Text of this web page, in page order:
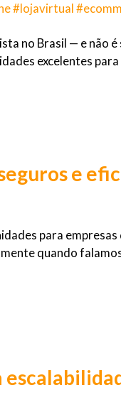
#lojavirtual
no Brasil — e não
excelentes
e
para
quando